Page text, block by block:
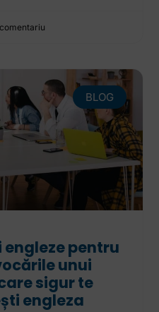
BLOG
pentru
unui
sigur te
engleza